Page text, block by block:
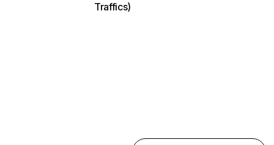
Traffics)